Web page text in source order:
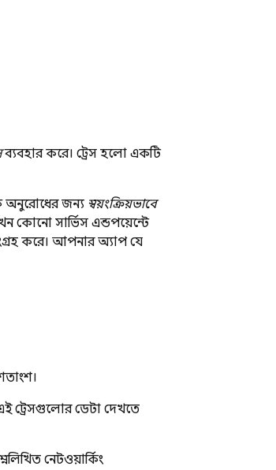
ব্যবহার করে। ট্রেস হলো একটি
অনুরোধের জন্য স্বয়ংক্রিয়ভাবে
কোনো সার্ভিস এন্ডপয়েন্টে
করে। আপনার অ্যাপ যে
ট্রেসগুলোর ডেটা দেখতে
নেটওয়ার্কিং